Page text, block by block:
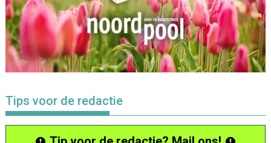
Tips voor de redactie